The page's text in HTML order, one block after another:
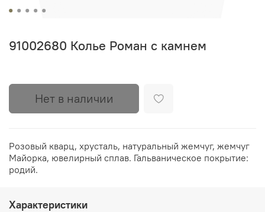
91002680 Колье Роман с камнем
Нет в наличии
Розовый кварц, хрусталь, натуральный жемчуг, жемчуг
Майорка, ювелирный сплав. Гальваническое покрытие:
родий.
Характеристики